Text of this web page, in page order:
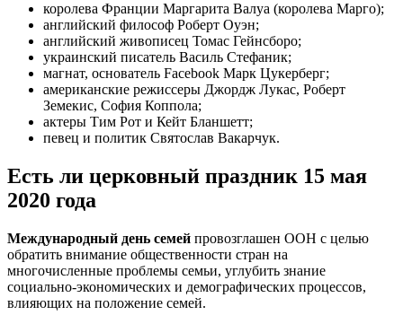
королева Франции Маргарита Валуа (королева Марго);
английский философ Роберт Оуэн;
английский живописец Томас Гейнсборо;
украинский писатель Василь Стефаник;
магнат, основатель Facebook Марк Цукерберг;
американские режиссеры Джордж Лукас, Роберт
Земекис, София Коппола;
актеры Тим Рот и Кейт Бланшетт;
певец и политик Святослав Вакарчук.
Есть ли церковный праздник 15 мая
2020 года
Международный день семей провозглашен ООН с целью
обратить внимание общественности стран на
многочисленные проблемы семьи, углубить знание
социально-экономических и демографических процессов,
влияющих на положение семей.